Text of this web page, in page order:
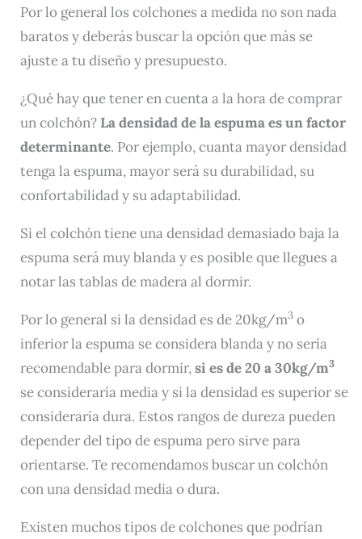
Por lo general los colchones a medida no son nada
baratos y deberás buscar la opción que más se
ajuste a tu diseño y presupuesto.
¿Qué hay que tener en cuenta a la hora de comprar
un colchón? La densidad de la espuma es un factor
determinante. Por ejemplo, cuanta mayor densidad
tenga la espuma, mayor será su durabilidad, su
confortabilidad y su adaptabilidad.
Si el colchón tiene una densidad demasiado baja la
espuma será muy blanda y es posible que llegues a
notar las tablas de madera al dormir.
Por lo general si la densidad es de 20kg/m3 o
inferior la espuma se considera blanda y no sería
recomendable para dormir,si es de 20 a 30kg/m3
se consideraría media y si la densidad es superior se
consideraría dura. Estos rangos de dureza pueden
depender del tipo de espuma pero sirve para
orientarse. Te recomendamos buscar un colchón
con una densidad media o dura.
Existen muchos tipos de colchones que podrían